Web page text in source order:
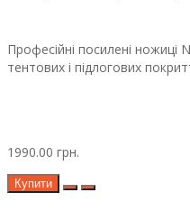
Професійні посилені
тентових і підлогових
1990.00 грн.
Купити